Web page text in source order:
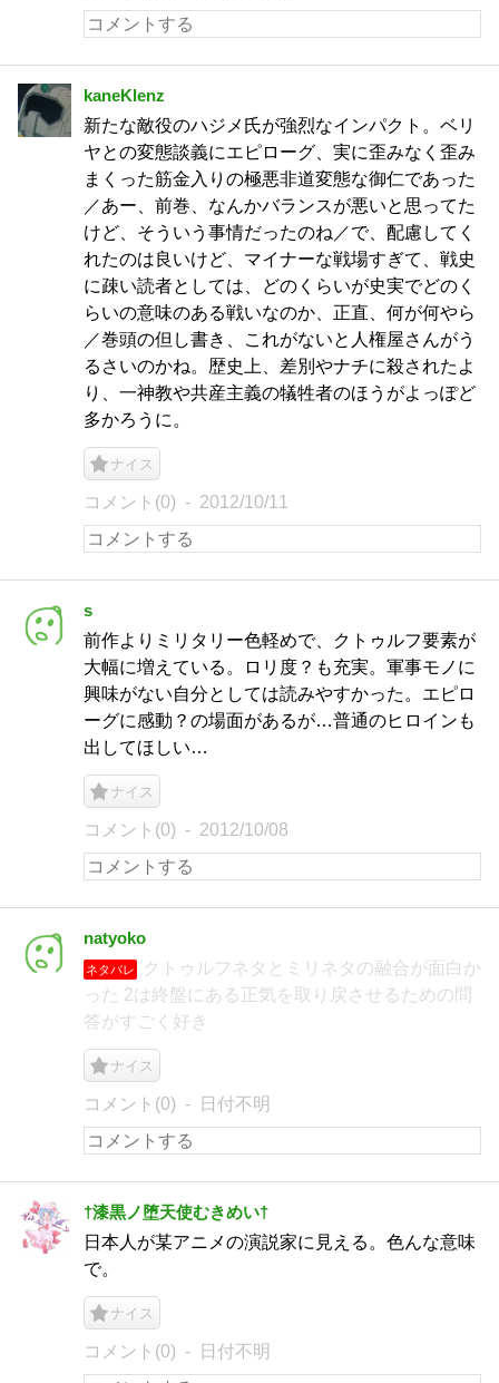
kaneKlenz
新たな敵役のハジメ氏が強烈なインパクト。ベリ
ヤとの変態談義にエピローグ、実に歪みなく歪み
まくった筋金入りの極悪非道変態な御仁であった
／あー、前巻、なんかバランスが悪いと思ってた
けど、そういう事情だったのね／で、配慮してく
れたのは良いけど、マイナーな戦場すぎて、戦史
に疎い読者としては、どのくらいが史実でどのく
らいの意味のある戦いなのか、正直、何が何やら
／巻頭の但し書き、これがないと人権屋さんがう
るさいのかね。歴史上、差別やナチに殺されたよ
り、一神教や共産主義の犠牲者のほうがよっぽど
多かろうに。
ナイス
コメント(0) 2012/10/11
s
前作よりミリタリー色軽めで、クトゥルフ要素が
大幅に増えている。ロリ度？も充実。軍事モノに
興味がない自分としては読みやすかった。エピロ
ーグに感動？の場面があるが…普通のヒロインも
出してほしい…
ナイス
コメント(0) 2012/10/08
natyoko
ネタバレ
クトゥルフネタとミリネタの融合が面白か
った 2は終盤にある正気を取り戻させるための問
答がすごく好き
ナイス
コメント(0) 日付不明
†漆黒ノ堕天使むきめい†
日本人が某アニメの演説家に見える。色んな意味
で。
ナイス
コメント(0) 日付不明